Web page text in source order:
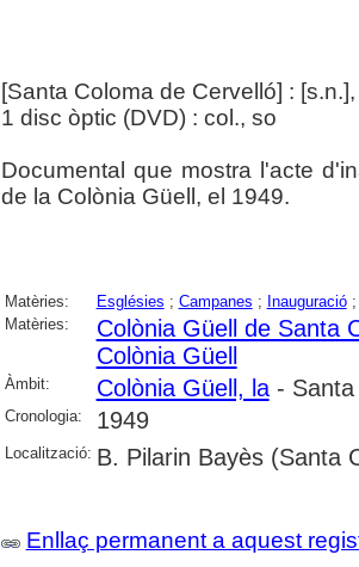
[Santa Coloma de Cervelló] :
1 disc òptic (DVD) : col., so
Documental que mostra l'acte
de la Colònia Güell, el 1949.
Matèries: Esglésies ; Campanes ; Inauguració
Matèries:
Colònia Güell de Santa
Colònia Güell
Àmbit: Colònia Güell, la- Santa
Cronologia: 1949
Localització: B. Pilarin Bayès (Santa
Enllaç permanent a aquest